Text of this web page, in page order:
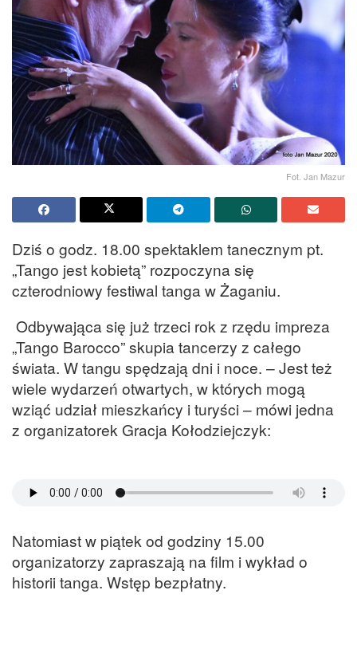
Fot. Jan Mazur
Dziś o godz. 18.00 spektaklem tanecznym pt.
„Tango jest kobietą” rozpoczyna się
czterodniowy festiwal tanga w Żaganiu.
Odbywająca się już trzeci rok z rzędu impreza
„Tango Barocco” skupia tancerzy z całego
świata. W tangu spędzają dni i noce. – Jest też
wiele wydarzeń otwartych, w których mogą
wziąć udział mieszkańcy i turyści – mówi jedna
z organizatorek Gracja Kołodziejczyk:
Natomiast w piątek od godziny 15.00
organizatorzy zapraszają na film i wykład o
historii tanga. Wstęp bezpłatny.